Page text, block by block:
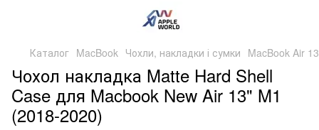
Каталог MacBook Чохли, накладки і сумки MacBook Air
Чохол накладка Matte Hard Shell
Case для Macbook New Air 13" M1
(2018-2020)